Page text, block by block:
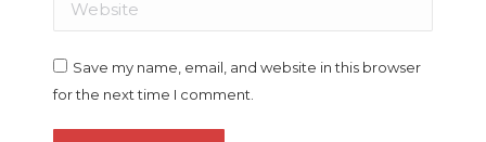
Save my name, email, and website in this browser
for the next time I comment.